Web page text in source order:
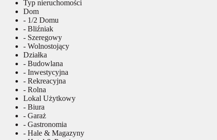
Typ nieruchomości
Dom
- 1/2 Domu
- Bliźniak
- Szeregowy
- Wolnostojący
Działka
- Budowlana
- Inwestycyjna
- Rekreacyjna
- Rolna
Lokal Użytkowy
- Biura
- Garaż
- Gastronomia
- Hale & Magazyny